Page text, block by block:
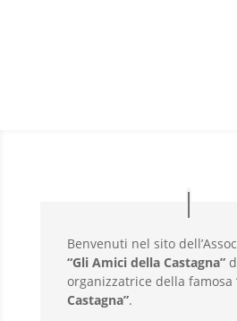
Benvenuti nel sito
“Gli Amici della Castagna”
organizzatrice della famosa
Castagna”.